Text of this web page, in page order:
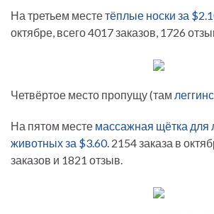
На третьем местетёплые носки за
октябре, всего 4017 заказов, 1726
Четвёртое место пропущу (там
На пятом месте массажная щётка для
животных за $3.60. 2154 заказа в
заказов и 1821 отзыв.